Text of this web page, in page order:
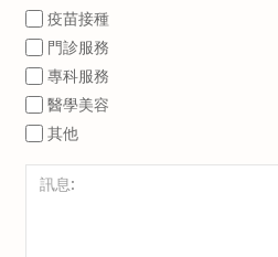
疫苗接種
門診服務
專科服務
醫學美容
其他